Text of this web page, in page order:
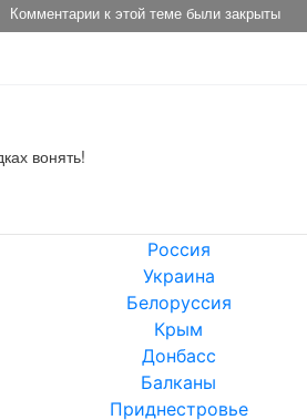
Комментарии к этой теме были закрыты
вонять!
Россия
Украина
Белоруссия
Крым
Донбасс
Балканы
Приднестровье